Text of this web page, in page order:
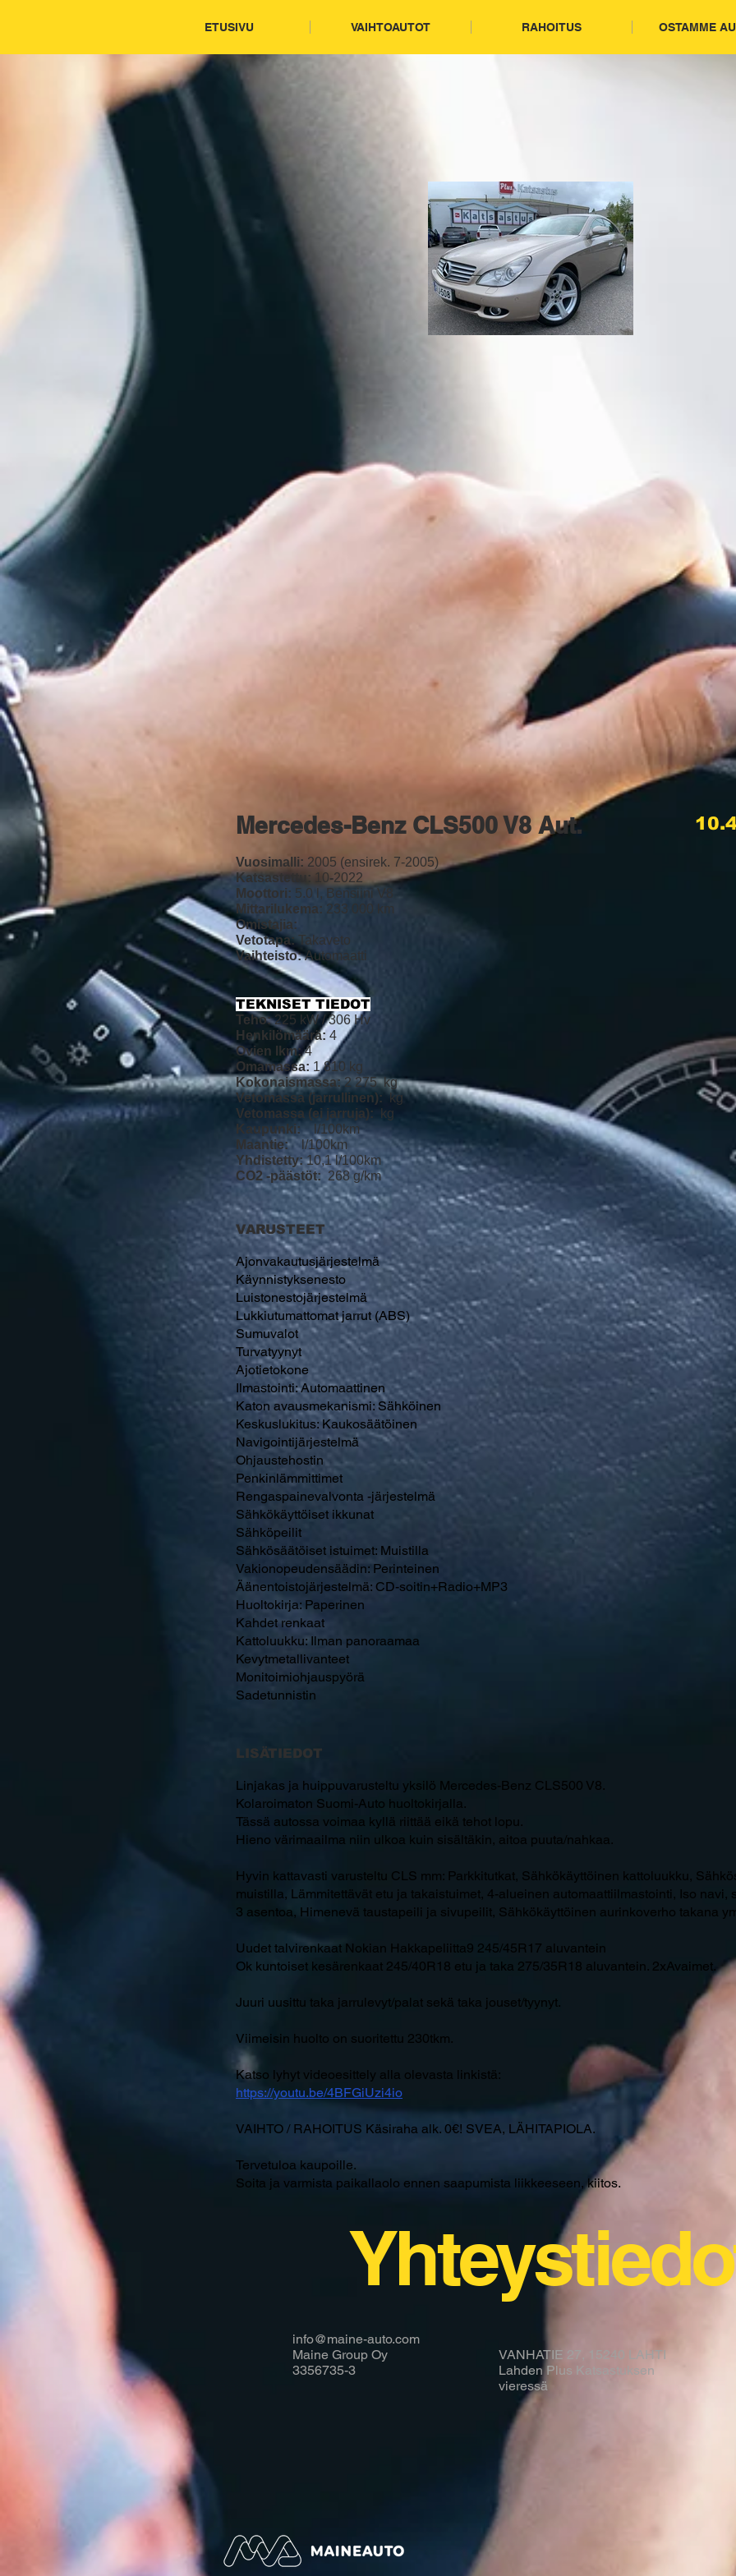
ETUSIVU VAIHTOAUTOT RAHOITUS OSTAMME
Mercedes-Benz CLS500 V8 Aut.
Vuosimalli: 2005 (ensirek. 7-2005)
Katsastettu: 10-2022
Moottori: 5.0 l, Bensiini V8
Mittarilukema: 233 000 km
Omistajia:
Vetotapa:Takaveto
Vaihteisto:Automaatti
TEKNISET TIEDOT​
Teho:225 kW / 306 Hv
Henkilömäärä: 4
Ovien lkm:4
Omamassa: 1 810 kg
Kokonaismassa:2 275 kg
Vetomassa (jarrullinen): kg
Vetomassa (ei jarruja): kg
Kaupunki:l/100km
Maantie:l/100km
Yhdistetty:10,1 l/100km
CO2 -päästöt: 268 g/km
VARUSTEET
Ajonvakautusjärjestelmä
Käynnistyksenesto
Luistonestojärjestelmä
Lukkiutumattomat jarrut (ABS)
Sumuvalot
Turvatyynyt
Ajotietokone
Ilmastointi: Automaattinen
Katon avausmekanismi: Sähköinen
Keskuslukitus: Kaukosäätöinen
Navigointijärjestelmä
Ohjaustehostin
Penkinlämmittimet
Rengaspainevalvonta -järjestelmä
Sähkökäyttöiset ikkunat
Sähköpeilit
Sähkösäätöiset istuimet: Muistilla
Vakionopeudensäädin: Perinteinen
Äänentoistojärjestelmä: CD-soitin+Radio+MP3
Huoltokirja: Paperinen
Kahdet renkaat
Kattoluukku: Ilman panoraamaa
Kevytmetallivanteet
Monitoimiohjauspyörä
Sadetunnistin
LISÄTIEDOT
Linjakas ja huippuvarusteltu yksilö Mercedes-Benz CLS500 V8.
Kolaroimaton Suomi-Auto huoltokirjalla.
Tässä autossa voimaa kyllä riittää eikä tehot lopu.
Hieno värimaailma niin ulkoa kuin sisältäkin, aitoa puuta/nahkaa.
Hyvin kattavasti varusteltu CLS mm: Parkkitutkat, Sähkökäyttöinen kattoluukku,
muistilla, Lämmitettävät etu ja takaistuimet, 4-alueinen automaattiilmastointi, Iso navi,
3 asentoa, Himenevä taustapeili ja sivupeilit, Sähkökäyttöinen aurinkoverho takana
Uudet talvirenkaat Nokian Hakkapeliitta9 245/45R17 aluvantein
Ok kuntoiset kesärenkaat 245/40R18 etu ja taka 275/35R18 aluvantein. 2xAvaimet.
Juuri uusittu taka jarrulevyt/palat sekä taka jouset/tyynyt.
Viimeisin huolto on suoritettu 230tkm.
Katso lyhyt videoesittely alla olevasta linkistä:
https://youtu.be/4BFGiUzi4io
VAIHTO / RAHOITUS Käsiraha alk. 0€! SVEA, LÄHITAPIOLA.
Tervetuloa kaupoille.
Soita ja varmista paikallaolo ennen saapumista liikkeeseen, kiitos.
info@maine-auto.com
Maine Group Oy
3356735-3
VANHATIE 27, 15240 LAHTI
Lahden Plus Katsastuksen
vieressä